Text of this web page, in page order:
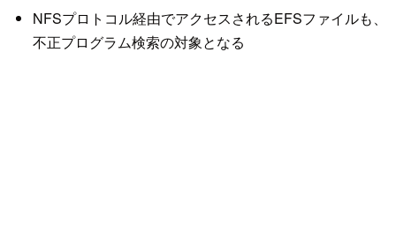
NFSプロトコル経由でアクセスされるEFSファイルも、
不正プログラム検索の対象となる